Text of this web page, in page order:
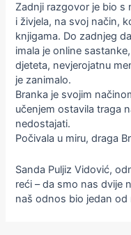
Zadnji razgovor je bio s
i živjela, na svoj način,
knjigama. Do zadnjeg
imala je online
djeteta, nevjerojatnu
je zanimalo.
Branka je svojim
učenjem ostavila traga
nedostajati.
Počivala u miru, draga
Sanda Puljiz Vidović,
reći – da smo nas dvije
naš odnos bio jedan